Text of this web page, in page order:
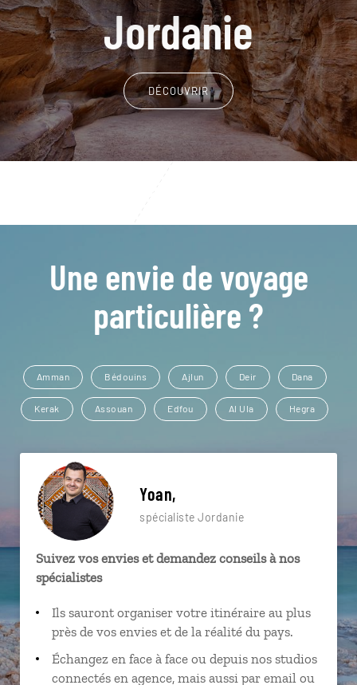
Jordanie
DÉCOUVRIR
Une envie de voyage
particulière ?
Amman Bédouins Ajlun Deir Dana
Kerak Assouan Edfou Al Ula Hegra
Yoan,
spécialiste Jordanie
Suivez vos envies et demandez conseils à nos
spécialistes
Ils sauront organiser votre itinéraire au plus
près de vos envies et de la réalité du pays.
Échangez en face à face ou depuis nos studios
connectés en agence, mais aussi par email ou